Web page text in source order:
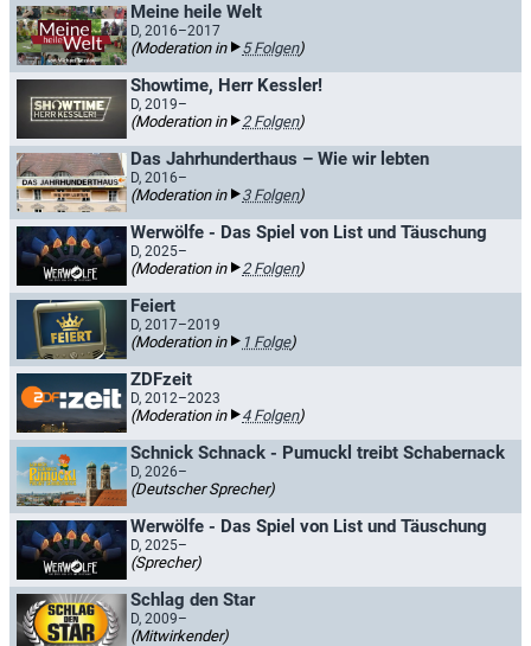
Meine heile Welt
D, 2016–2017
(Moderation in 5 Folgen)
Showtime, Herr Kessler!
D, 2019–
(Moderation in 2 Folgen)
Das Jahrhunderthaus – Wie wir lebten
D, 2016–
(Moderation in 3 Folgen)
Werwölfe - Das Spiel von List und Täuschung
D, 2025–
(Moderation in 2 Folgen)
Feiert
D, 2017–2019
(Moderation in 1 Folge)
ZDFzeit
D, 2012–2023
(Moderation in 4 Folgen)
Schnick Schnack - Pumuckl treibt Schabernack
D, 2026–
(Deutscher Sprecher)
Werwölfe - Das Spiel von List und Täuschung
D, 2025–
(Sprecher)
Schlag den Star
D, 2009–
(Mitwirkender)